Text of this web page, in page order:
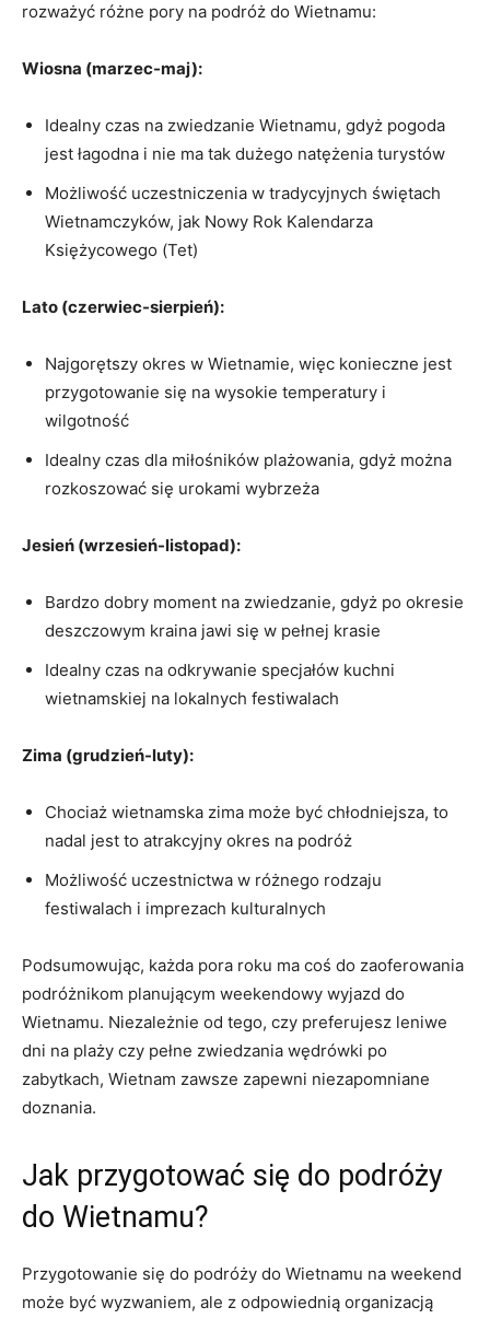
rozważyć różne ⁢pory na podróż​ do Wietnamu:
Wiosna (marzec-maj):
Idealny⁣ czas​ na zwiedzanie⁣ Wietnamu, gdyż pogoda
jest łagodna i nie⁢ ma tak dużego ⁣natężenia turystów
Możliwość ‍uczestniczenia w tradycyjnych świętach
Wietnamczyków,‍ jak Nowy Rok ‌Kalendarza
Księżycowego (Tet)
Lato (czerwiec-sierpień):
Najgorętszy ⁢okres w ​Wietnamie, więc konieczne jest⁣
przygotowanie‌ się na wysokie⁣ temperatury i
wilgotność
Idealny ⁤czas dla miłośników plażowania, gdyż można
rozkoszować ‍się urokami wybrzeża
Jesień (wrzesień-listopad):
Bardzo dobry moment⁣ na zwiedzanie, ​gdyż po okresie
‌deszczowym kraina jawi ‌się w pełnej krasie
Idealny czas ‍na odkrywanie specjałów ​kuchni
wietnamskiej na lokalnych festiwalach
Zima (grudzień-luty):
Chociaż wietnamska⁢ zima​ może być chłodniejsza, to
nadal​ jest to atrakcyjny‍ okres‌ na podróż
Możliwość uczestnictwa⁢ w⁢ różnego‌ rodzaju
festiwalach i imprezach kulturalnych
Podsumowując, każda pora ⁤roku ma‌ coś⁤ do zaoferowania
podróżnikom​ planującym‌ weekendowy⁤ wyjazd do
Wietnamu. Niezależnie od tego, czy preferujesz ⁣leniwe
⁣dni na‍ plaży czy pełne zwiedzania wędrówki po
zabytkach,‌ Wietnam zawsze zapewni ⁣niezapomniane
doznania.
Jak przygotować się do podróży
do ⁢Wietnamu?
Przygotowanie się do podróży ‍do ‍Wietnamu⁣ na weekend
może być wyzwaniem, ale z odpowiednią organizacją